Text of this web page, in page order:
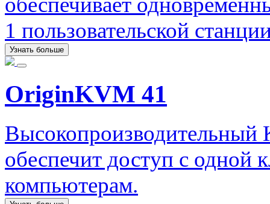
1 пользовательской
Узнать больше
OriginKVM 41
Высокопроизводительный
обеспечит доступ с
компьютерам.